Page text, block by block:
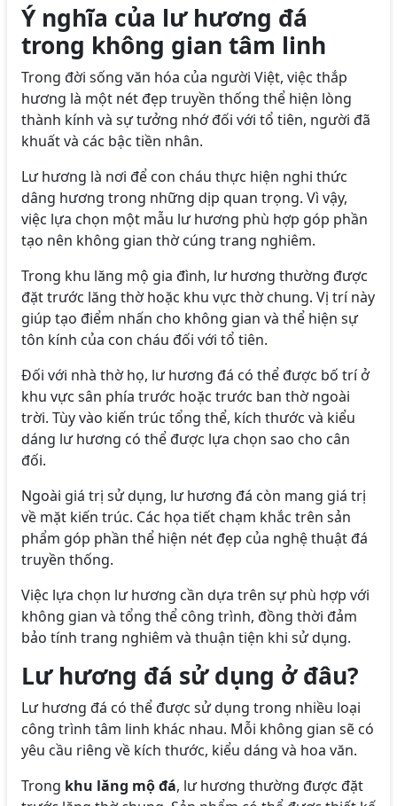
Ý nghĩa của lư hương đá
trong không gian tâm linh
Trong đời sống văn hóa của người Việt, việc thắp
hương là một nét đẹp truyền thống thể hiện lòng
thành kính và sự tưởng nhớ đối với tổ tiên, người đã
khuất và các bậc tiền nhân.
Lư hương là nơi để con cháu thực hiện nghi thức
dâng hương trong những dịp quan trọng. Vì vậy,
việc lựa chọn một mẫu lư hương phù hợp góp phần
tạo nên không gian thờ cúng trang nghiêm.
Trong khu lăng mộ gia đình, lư hương thường được
đặt trước lăng thờ hoặc khu vực thờ chung. Vị trí này
giúp tạo điểm nhấn cho không gian và thể hiện sự
tôn kính của con cháu đối với tổ tiên.
Đối với nhà thờ họ, lư hương đá có thể được bố trí ở
khu vực sân phía trước hoặc trước ban thờ ngoài
trời. Tùy vào kiến trúc tổng thể, kích thước và kiểu
dáng lư hương có thể được lựa chọn sao cho cân
đối.
Ngoài giá trị sử dụng, lư hương đá còn mang giá trị
về mặt kiến trúc. Các họa tiết chạm khắc trên sản
phẩm góp phần thể hiện nét đẹp của nghệ thuật đá
truyền thống.
Việc lựa chọn lư hương cần dựa trên sự phù hợp với
không gian và tổng thể công trình, đồng thời đảm
bảo tính trang nghiêm và thuận tiện khi sử dụng.
Lư hương đá sử dụng ở đâu?
Lư hương đá có thể được sử dụng trong nhiều loại
công trình tâm linh khác nhau. Mỗi không gian sẽ có
yêu cầu riêng về kích thước, kiểu dáng và hoa văn.
Trong khu lăng mộ đá, lư hương thường được đặt